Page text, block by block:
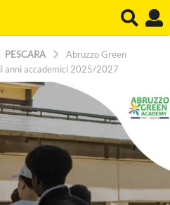
PESCARA
Abruzzo Green
anni accademici 2025/2027